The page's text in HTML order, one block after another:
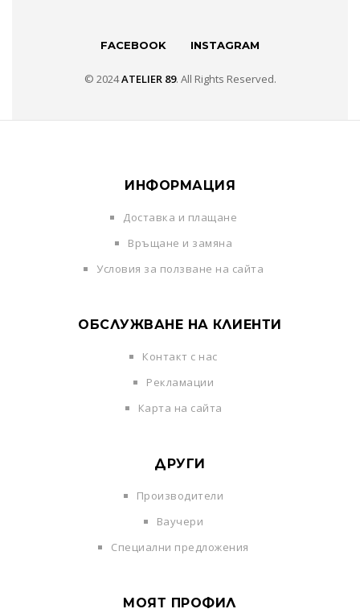
FACEBOOK INSTAGRAM
© 2024ATELIER 89. All Rights Reserved.
ИНФОРМАЦИЯ
Доставка и плащане
Връщане и замяна
Условия за ползване на сайта
ОБСЛУЖВАНЕ НА КЛИЕНТИ
Контакт с нас
Рекламации
Карта на сайта
ДРУГИ
Производители
Ваучери
Специални предложения
МОЯТ ПРОФИЛ